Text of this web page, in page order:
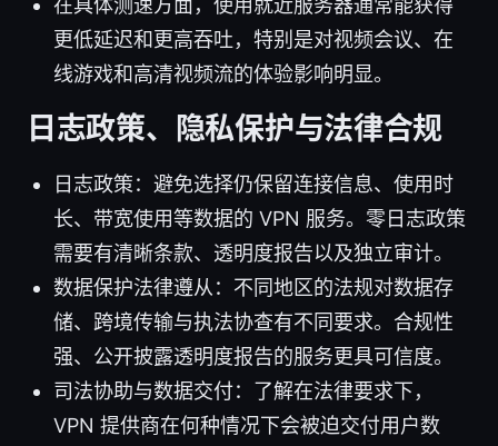
在具体测速方面，使用就近服务器通常能获得
更低延迟和更高吞吐，特别是对视频会议、在
线游戏和高清视频流的体验影响明显。
日志政策、隐私保护与法律合规
日志政策：避免选择仍保留连接信息、使用时
长、带宽使用等数据的 VPN 服务。零日志政策
需要有清晰条款、透明度报告以及独立审计。
数据保护法律遵从：不同地区的法规对数据存
储、跨境传输与执法协查有不同要求。合规性
强、公开披露透明度报告的服务更具可信度。
司法协助与数据交付：了解在法律要求下，
VPN 提供商在何种情况下会被迫交付用户数